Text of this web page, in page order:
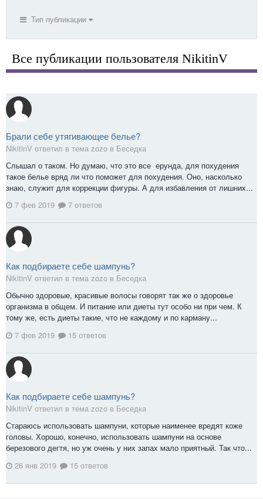
Тип публикации
Все публикации пользователя NikitinV
Брали себе утягивающее белье?
NikitinV ответил в тема zozo в Беседка
Слышал о таком. Но думаю, что это все ерунда, для похудения
такое белье вряд ли что поможет для похудения. Оно, насколько
знаю, служит для коррекции фигуры. А для избавления от лишних...
7 фев 2019
7 ответов
Как подбираете себе шампунь?
NikitinV ответил в тема zozo в Беседка
Обычно здоровые, красивые волосы говорят так же о здоровье
организма в общем. И питание или диеты тут особо ни при чем. К
тому же, есть диеты такие, что не каждому и по карману...
7 фев 2019
15 ответов
Как подбираете себе шампунь?
NikitinV ответил в тема zozo в Беседка
Стараюсь использовать шампуни, которые наименее вредят коже
головы. Хорошо, конечно, использовать шампуни на основе
березового дегтя, но уж очень у них запах мало приятный. Так что...
26 янв 2019
15 ответов